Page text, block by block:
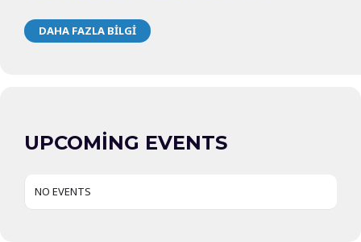
DAHA FAZLA BILGI
UPCOMING EVENTS
NO EVENTS